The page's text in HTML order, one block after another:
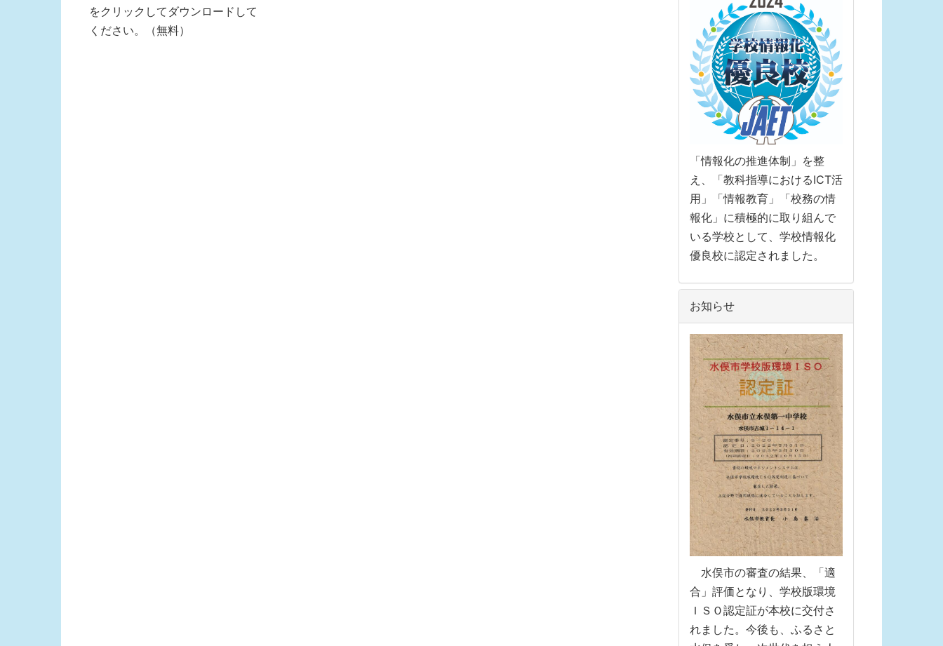
をクリックしてダウンロードして
ください。（無料）
「情報化の推進体制」を整
え、「教科指導におけるICT活
用」「情報教育」「校務の情
報化」に積極的に取り組んで
いる学校として、学校情報化
優良校に認定されました。
お知らせ
水俣市の審査の結果、「適
合」評価となり、学校版環境
ＩＳＯ認定証が本校に交付さ
れました。今後も、ふるさと